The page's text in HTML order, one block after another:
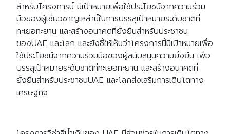
สำหรับโครงการนี้ มีเป้าหมายเพื่อใช้ประโยชน์จากความร่วม
มือของผู้เชี่ยวชาญเหล่านี้ในการบรรลุเป้าหมายระดับชาติที่
ทะเยอทะยาน และสร้างอนาคตที่ยั่งยืนสำหรับประชาชน
ของUAE และโลก และยังชี้ให้เห็นว่าโครงการนี้มีเป้าหมายเพื่อ
ใช้ประโยชน์จากความร่วมมือของผู้สนับสนุนความยั่งยืน เพื่อ
บรรลุเป้าหมายระดับชาติที่ทะเยอทะยาน และสร้างอนาคตที่
ยั่งยืนสำหรับประชาชนUAE และโลกส่งเสริมการเติบโตทาง
เศรษฐกิจ